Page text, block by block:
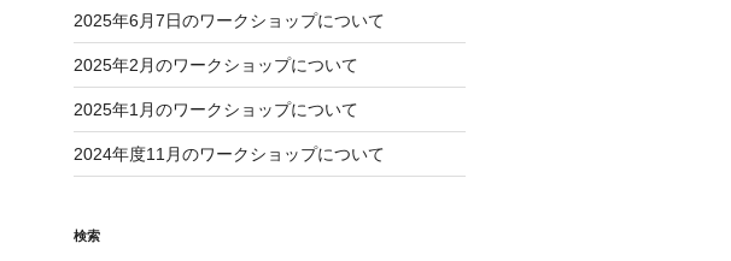
2025年6月7日のワークショップについて
2025年2月のワークショップについて
2025年1月のワークショップについて
2024年度11月のワークショップについて
検索